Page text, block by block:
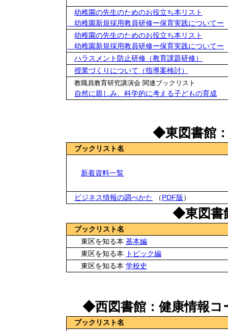
幼稚園の先生のためのお役立ち本リスト
幼稚園新規採用教員研修ー保育実践についてー
幼稚園の先生のためのお役立ち本リスト
幼稚園新規採用教員研修ー保育実践についてー
ハラスメント防止研修（教育課題研修）
授業づくりについて（指導案検討）
教職員教育研究講演会 関連ブックリスト
自然に親しみ、科学的に考える子どもの育成
◆東図書館
ブックリスト名
新着資料一覧
ビジネス情報の調べかた （PDF版）
◆東図書
ブックリスト名
東区を知る本基本編
東区を知る本
トピック編
東区を知る本学校史
◆西図書館：健康情報コ
ブックリスト名